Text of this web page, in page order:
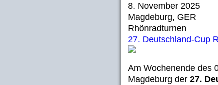
8. November 2025
Magdeburg, GER
Rhönradturnen
27. Deutschland-Cup
Am Wochenende des
Magdeburg der 27.